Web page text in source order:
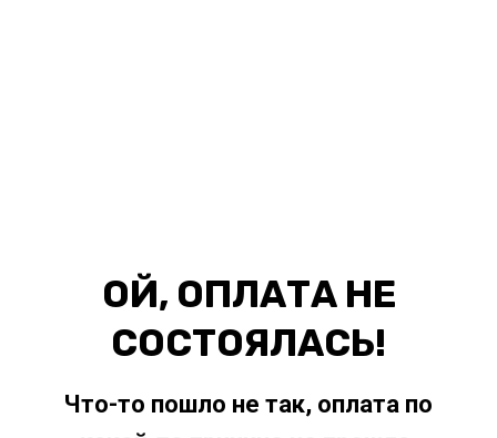
ОЙ, ОПЛАТА НЕ
СОСТОЯЛАСЬ!
Что-то пошло не так, оплата по